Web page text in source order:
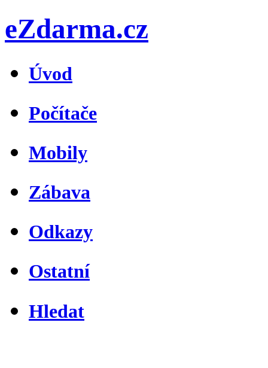
eZdarma.cz
Úvod
Počítače
Mobily
Zábava
Odkazy
Ostatní
Hledat